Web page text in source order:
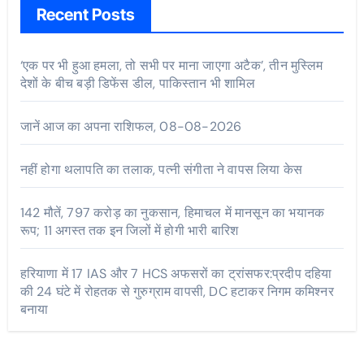
Recent Posts
‘एक पर भी हुआ हमला, तो सभी पर माना जाएगा अटैक’, तीन मुस्लिम
देशों के बीच बड़ी डिफेंस डील, पाकिस्तान भी शामिल
जानें आज का अपना राशिफल, 08-08-2026
नहीं होगा थलापति का तलाक, पत्नी संगीता ने वापस लिया केस
142 मौतें, 797 करोड़ का नुकसान, हिमाचल में मानसून का भयानक
रूप; 11 अगस्त तक इन जिलों में होगी भारी बारिश
हरियाणा में 17 IAS और 7 HCS अफसरों का ट्रांसफर:प्रदीप दहिया
की 24 घंटे में रोहतक से गुरुग्राम वापसी, DC हटाकर निगम कमिश्नर
बनाया